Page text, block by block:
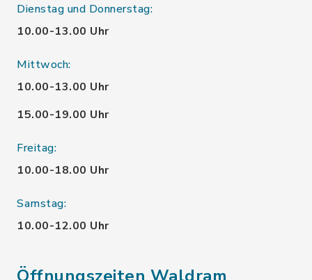
Dienstag und Donnerstag:
10.00-13.00 Uhr
Mittwoch:
10.00-13.00 Uhr
15.00-19.00 Uhr
Freitag:
10.00-18.00 Uhr
Samstag:
10.00-12.00 Uhr
Öffnungszeiten Waldram